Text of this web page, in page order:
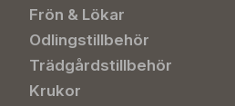
Frön & Lökar
Odlingstillbehör
Trädgårdstillbehör
Krukor